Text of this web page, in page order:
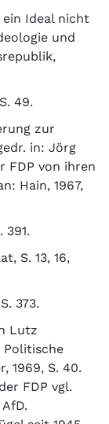
Ideal nicht
und
49.
zur
in: Jörg
FDP von ihren
Hain, 1967,
391.
S. 13, 16,
373.
Lutz
Politische
1969, S. 40.
FDP vgl.